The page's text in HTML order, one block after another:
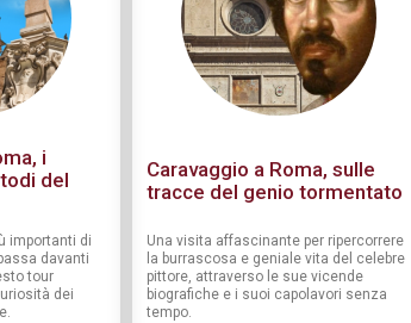
i
del
importanti di
davanti
tour
dei
Caravaggio a Roma, sulle
tracce del genio tormentato
Una visita affascinante per ripercorrere
la burrascosa e geniale vita del celebre
pittore, attraverso le sue vicende
biografiche e i suoi capolavori senza
tempo.